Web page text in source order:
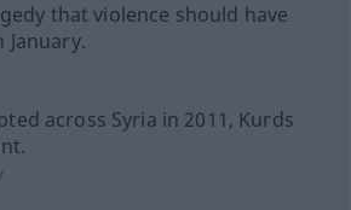
that violence should have
across Syria in 2011, Kurds